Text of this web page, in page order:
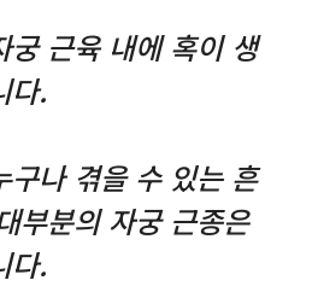
궁 근육 내에 혹이 생
다.
구나 겪을 수 있는 흔
부분의 자궁 근종은
다.